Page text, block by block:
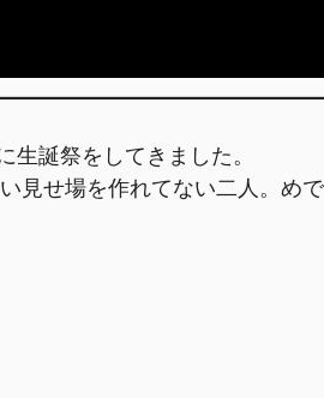
誕祭をしてきました。
見せ場を作れてない二人。めで